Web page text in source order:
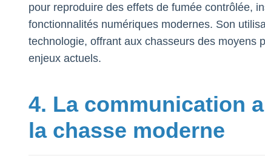
pour reproduire des effets de fumée contrôlée,
fonctionnalités numériques modernes. Son
technologie, offrant aux chasseurs des moyens
enjeux actuels.
4. La communication
la chasse moderne